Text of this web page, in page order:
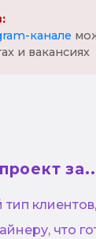
канале
и вакансиях
тип
что